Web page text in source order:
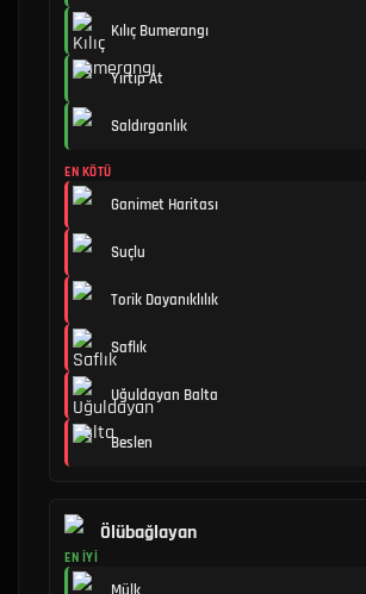
Kılıç Bumerangı
Yırtıp At
Saldırganlık
EN KÖTÜ
Ganimet Haritası
Suçlu
Torik Dayanıklılık
Saflık
Uğuldayan Balta
Beslen
Ölübağlayan
EN İYI